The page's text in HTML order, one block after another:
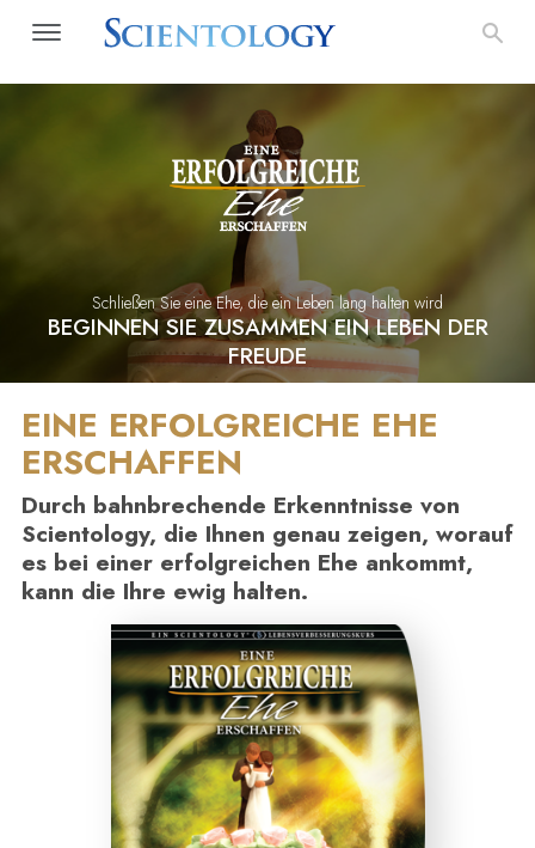
Schließen Sie eine Ehe, die ein Leben lang halten wird
BEGINNEN SIE ZUSAMMEN EIN LEBEN DER
FREUDE
EINE ERFOLGREICHE EHE
ERSCHAFFEN
Durch bahnbrechende Erkenntnisse von
Scientology, die Ihnen genau zeigen, worauf
es bei einer erfolgreichen Ehe ankommt,
kann die Ihre ewig halten.